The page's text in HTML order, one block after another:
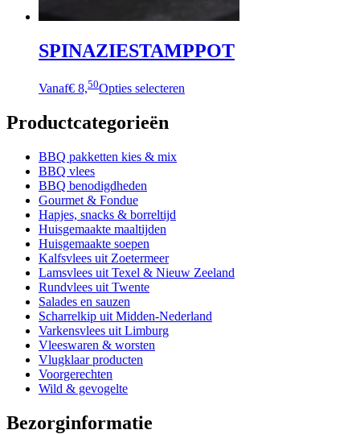
SPINAZIESTAMPPOT
Vanaf€ 8,50Opties selecteren
Productcategorieën
BBQ pakketten kies & mix
BBQ vlees
BBQ benodigdheden
Gourmet & Fondue
Hapjes, snacks & borreltijd
Huisgemaakte maaltijden
Huisgemaakte soepen
Kalfsvlees uit Zoetermeer
Lamsvlees uit Texel & Nieuw Zeeland
Rundvlees uit Twente
Salades en sauzen
Scharrelkip uit Midden-Nederland
Varkensvlees uit Limburg
Vleeswaren & worsten
Vlugklaar producten
Voorgerechten
Wild & gevogelte
Bezorginformatie